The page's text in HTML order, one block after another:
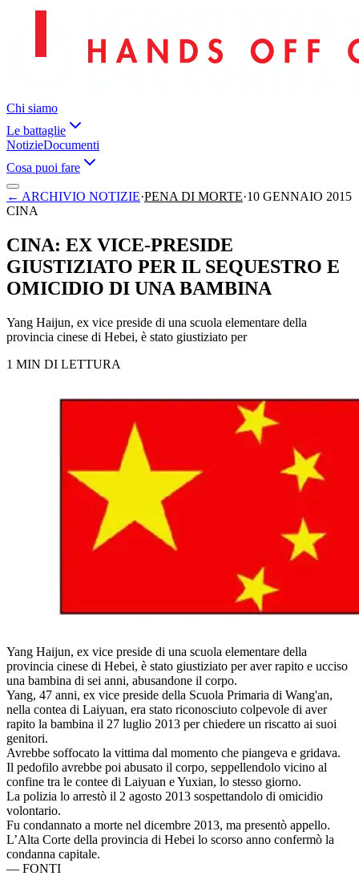
Chi siamo
Le battaglie
NotizieDocumenti
Cosa puoi fare
← ARCHIVIO NOTIZIE·PENA DI MORTE·10 GENNAIO 2015
CINA
CINA: EX VICE-PRESIDE
GIUSTIZIATO PER IL SEQUESTRO E
OMICIDIO DI UNA BAMBINA
Yang Haijun, ex vice preside di una scuola elementare della
provincia cinese di Hebei, è stato giustiziato per
1 MIN DI LETTURA
Yang Haijun, ex vice preside di una scuola elementare della
provincia cinese di Hebei, è stato giustiziato per aver rapito e ucciso
una bambina di sei anni, abusandone il corpo.
Yang, 47 anni, ex vice preside della Scuola Primaria di Wang'an,
nella contea di Laiyuan, era stato riconosciuto colpevole di aver
rapito la bambina il 27 luglio 2013 per chiedere un riscatto ai suoi
genitori.
Avrebbe soffocato la vittima dal momento che piangeva e gridava.
Il pedofilo avrebbe poi abusato il corpo, seppellendolo vicino al
confine tra le contee di Laiyuan e Yuxian, lo stesso giorno.
La polizia lo arrestò il 2 agosto 2013 sospettandolo di omicidio
volontario.
Fu condannato a morte nel dicembre 2013, ma presentò appello.
L’Alta Corte della provincia di Hebei lo scorso anno confermò la
condanna capitale.
— FONTI